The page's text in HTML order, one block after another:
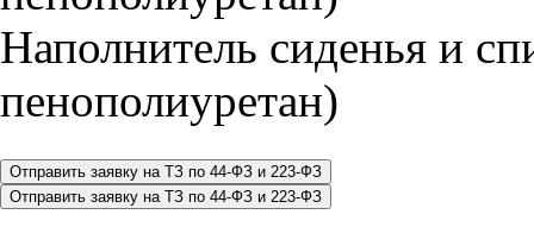
Наполнитель сиденья и
пенополиуретан)